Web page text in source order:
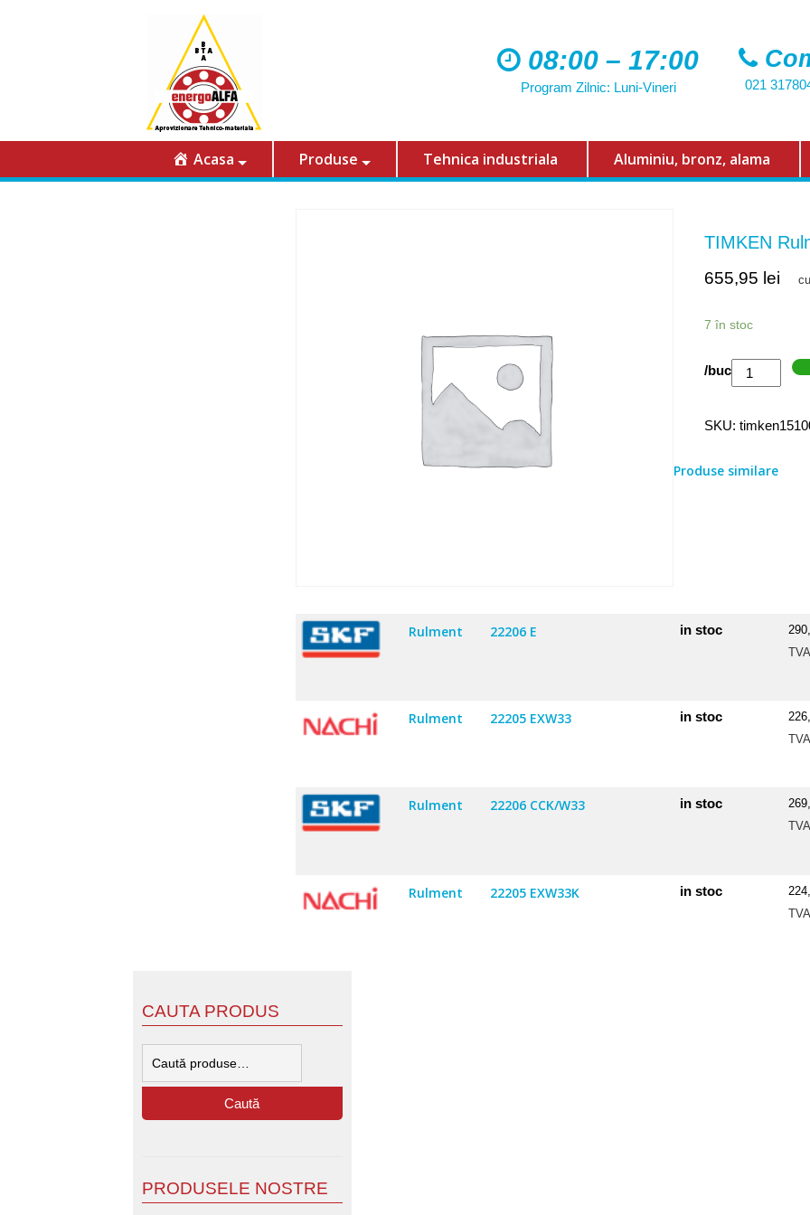
08:00 – 17:00
Program Zilnic: Luni-Vineri 021
Acasa Produse Tehnica industriala Aluminiu, bronz, alama
TIMKEN
655,95 lei
7 în stoc
Cantitate
TIMKEN
/buc
SKU:
Produse similare
Rulment 22206 E in stoc
TVA
Rulment 22205 EXW33 in stoc
TVA
Rulment 22206 CCK/W33 in stoc
TVA
Rulment 22205 EXW33K in stoc
TVA
CAUTA PRODUS
Caută
PRODUSELE NOSTRE